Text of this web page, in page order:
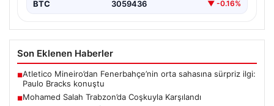
BTC 3059436 ▼ -0.16%
Son Eklenen Haberler
■Atletico Mineiro’dan Fenerbahçe’nin orta sahasına sürpriz ilgi:
Paulo Bracks konuştu
■Mohamed Salah Trabzon’da Coşkuyla Karşılandı